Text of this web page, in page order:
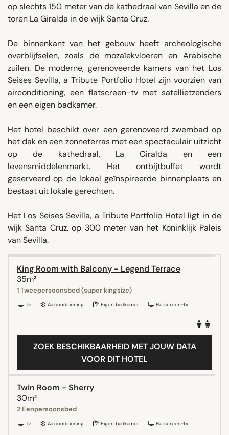
op slechts 150 meter van de kathedraal van Sevilla en de
toren La Giralda in de wijk Santa Cruz.
De binnenkant van het gebouw heeft archeologische
overblijfselen, zoals de mozaïekvloeren en Arabische
zuilen. De moderne, gerenoveerde kamers van het Los
Seises Sevilla, a Tribute Portfolio Hotel zijn voorzien van
airconditioning, een flatscreen-tv met satellietzenders
en een eigen badkamer.
Het hotel beschikt over een gerenoveerd zwembad op
het dak en een zonneterras met een spectaculair uitzicht
op de kathedraal, La Giralda en een
levensmiddelenmarkt. Het ontbijtbuffet wordt
geserveerd op de lokaal geïnspireerde binnenplaats en
bestaat uit lokale gerechten.
Het Los Seises Sevilla, a Tribute Portfolio Hotel ligt in de
wijk Santa Cruz, op 300 meter van het Koninklijk Paleis
van Sevilla.
King Room with Balcony - Legend Terrace
35m²
1 Tweepersoonsbed (super kingsize)
Tv Airconditioning Eigen badkamer Flatscreen-tv
ZOEK BESCHIKBAARHEID MET JOUW DATA
VOOR DIT HOTEL
Twin Room - Sherry
30m²
2 Eenpersoonsbed
Tv Airconditioning Eigen badkamer Flatscreen-tv